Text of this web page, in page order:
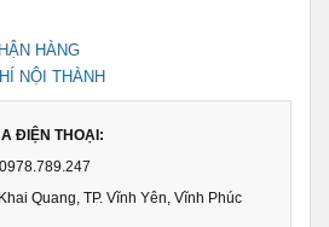
HÀNG
NỘI THÀNH
ĐIỆN THOẠI:
Quang, TP. Vĩnh Yên, Vĩnh Phúc